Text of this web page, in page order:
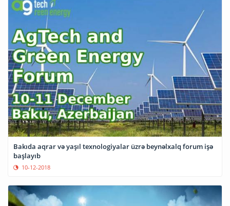
Bakıda aqrar və yaşıl texnologiyalar üzrə beynəlxalq forum işə
başlayıb
10-12-2018